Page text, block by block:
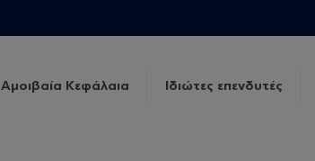
Αμοιβαία Κεφάλαια Ιδιώτες επενδυτές